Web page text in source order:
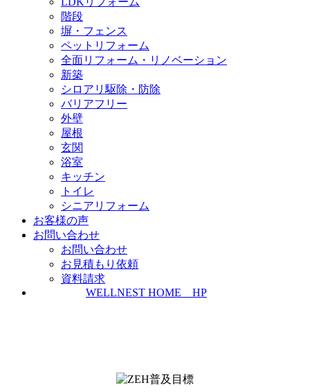
階段
塀・フェンス
ペットリフォーム
全面リフォーム・リノベーション
新築
シロアリ駆除・防除
バリアフリー
外壁
屋根
玄関
浴室
キッチン
トイレ
シニアリフォーム
お客様の声
お問い合わせ
お問い合わせ
お見積もり依頼
資料請求
WELLNEST HOME HP